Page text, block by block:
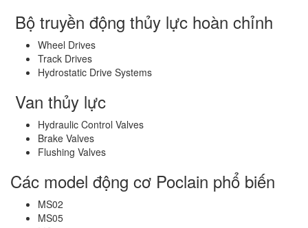
Bộ truyền động thủy lực hoàn chỉnh
Wheel Drives
Track Drives
Hydrostatic Drive Systems
Van thủy lực
Hydraulic Control Valves
Brake Valves
Flushing Valves
Các model động cơ Poclain phổ biến
MS02
MS05